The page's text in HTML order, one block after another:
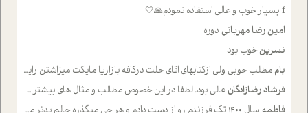
f بسیار خوب و عالی استفاده نمودم🙏🤍
امین رضا مهربانی دوره
نسرینخوب بود
بام مطلب حوبی ولی ازکتابهای اقای حلت درکافه بازاریا مایکت میزاشتن رایگان خوب بود ولی هرکدام خلاصه شده ش تومجله از طریق سایت هم خوبه اینکه درزیر اخرصفحه گذاشته شده خب ادم خبره میره نصب میکنه میخونه ولی هرکسی گوشیش ظرفیتش نداره باتشکر
فرشاد رضازادگان عالی بود. لطفا در این خصوص مطالب و مثال های بیشتر ی ارایه دهید
فاطمه سال ۱۴۰۰ تک فرزندم رو از دست دادم و هر چی میگذره حالم بدتر میشه و دلتنگتر تنایی رو ترجیح دادم و معاشرت برام سخت شده